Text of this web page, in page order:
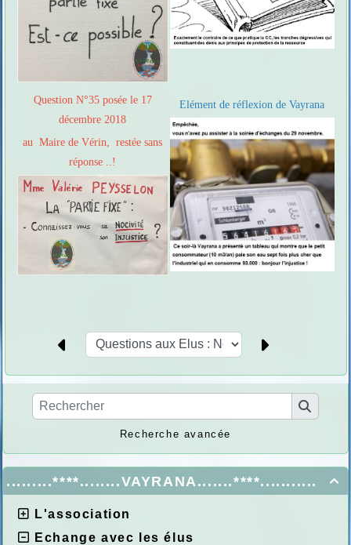
Recherche avancée

.........****........VAYRANA.......****...........
L'association
Echange avec les élus
Question N°35 posée le 17
décembre 2018
au Maire de Vérin, restée sans
réponse ..!
Elément de réflexion de Vayrana